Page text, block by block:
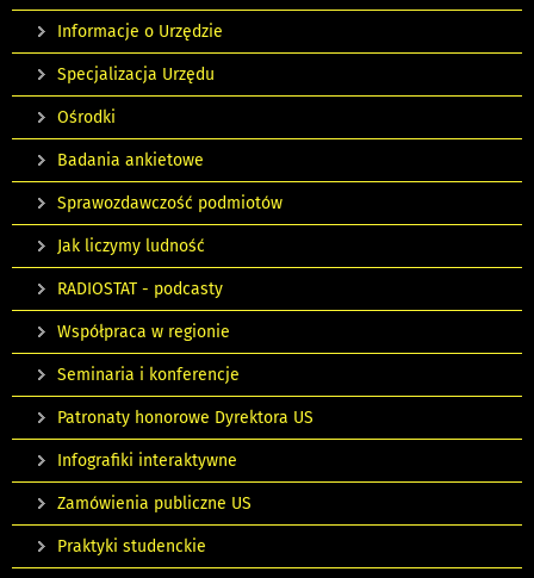
Informacje o Urzędzie
Specjalizacja Urzędu
Ośrodki
Badania ankietowe
Sprawozdawczość podmiotów
Jak liczymy ludność
RADIOSTAT - podcasty
Współpraca w regionie
Seminaria i konferencje
Patronaty honorowe Dyrektora US
Infografiki interaktywne
Zamówienia publiczne US
Praktyki studenckie